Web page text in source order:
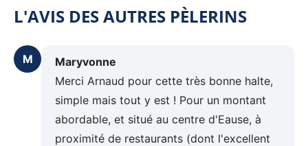
L'AVIS DES AUTRES PÈLERINS
M
Maryvonne
Merci Arnaud pour cette très bonne halte,
simple mais tout y est ! Pour un montant
abordable, et situé au centre d'Eause, à
proximité de restaurants (dont l'excellent